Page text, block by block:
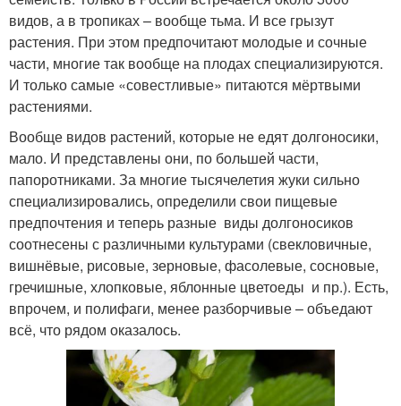
видов, а в тропиках – вообще тьма. И все грызут
растения. При этом предпочитают молодые и сочные
части, многие так вообще на плодах специализируются.
И только самые «совестливые» питаются мёртвыми
растениями.
Вообще видов растений, которые не едят долгоносики,
мало. И представлены они, по большей части,
папоротниками. За многие тысячелетия жуки сильно
специализировались, определили свои пищевые
предпочтения и теперь разные виды долгоносиков
соотнесены с различными культурами (свекловичные,
вишнёвые, рисовые, зерновые, фасолевые, сосновые,
гречишные, хлопковые, яблонные цветоеды и пр.). Есть,
впрочем, и полифаги, менее разборчивые – объедают
всё, что рядом оказалось.